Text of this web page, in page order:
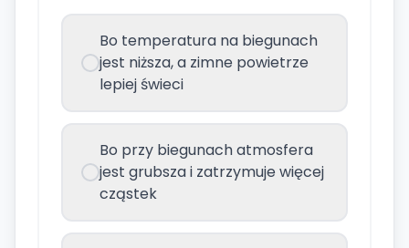
Bo temperatura na biegunach
jest niższa, a zimne powietrze
lepiej świeci
Bo przy biegunach atmosfera
jest grubsza i zatrzymuje więcej
cząstek